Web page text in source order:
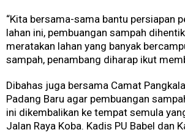
“Kita bersama-sama bantu persiapan
lahan ini, pembuangan sampah
meratakan lahan yang banyak
sampah, penambang diharap ikut
Dibahas juga bersama Camat
Padang Baru agar pembuangan
ini dikembalikan ke tempat semula
Jalan Raya Koba. Kadis PU Babel dan